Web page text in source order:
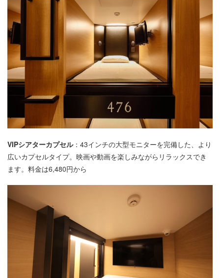
VIPシアターカプセル：43インチの大型モニターを完備した、より
広いカプセルタイプ。映画や動画を楽しみながらリラックスでき
ます。料金は6,480円から